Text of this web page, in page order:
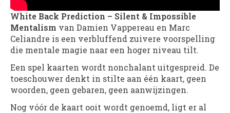
White Back Prediction – Silent & Impossible
Mentalism van Damien Vappereau en Marc
Celiandre is een verbluffend zuivere voorspelling
die mentale magie naar een hoger niveau tilt.
Een spel kaarten wordt nonchalant uitgespreid. De
toeschouwer denkt in stilte aan één kaart, geen
woorden, geen gebaren, geen aanwijzingen.
Nog vóór de kaart ooit wordt genoemd, ligt er al